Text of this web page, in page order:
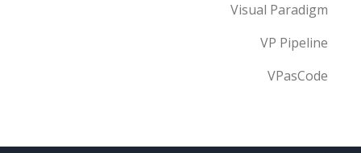
Visual Paradigm
VP Pipeline
VPasCode